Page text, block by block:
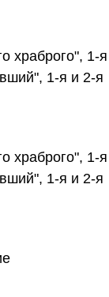
храброго", 1-
1-я и 2-я
храброго", 1-
1-я и 2-я